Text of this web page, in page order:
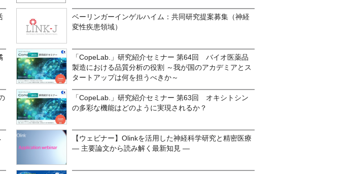
ベーリンガーインゲルハイム：共同研究提案募集（神経
変性疾患領域）
「CopeLab.」研究紹介セミナー 第64回 バイオ医薬品
製造における品質分析の役割 ～我が国のアカデミアとス
タートアップは何を担うべきか～
「CopeLab.」研究紹介セミナー 第63回 オキシトシン
の多彩な機能はどのように実現されるか？
【ウェビナー】Olinkを活用した神経科学研究と精密医療
― 主要論文から読み解く最新知見 ―